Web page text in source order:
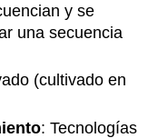
y se
una secuencia
(cultivado en
: Tecnologías